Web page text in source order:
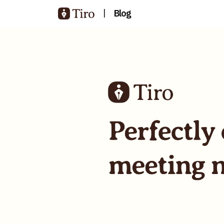
| Blog